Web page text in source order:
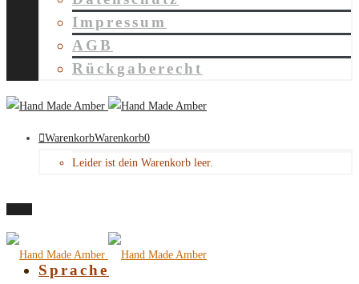
Impressum
AGB
Rückgaberecht
WarenkorbWarenkorb0
Leider ist dein Warenkorb leer.
Sprache